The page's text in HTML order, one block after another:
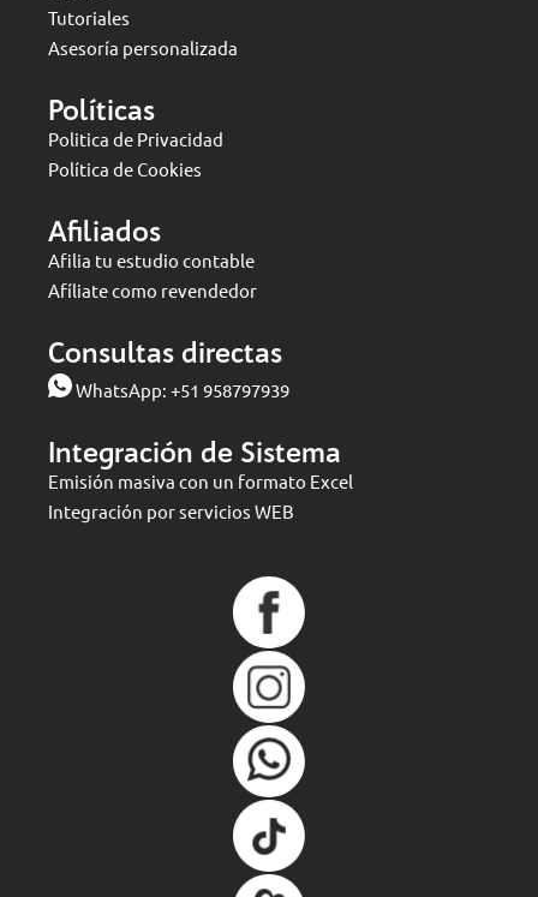
Tutoriales
Asesoría personalizada
Políticas
Politica de Privacidad
Política de Cookies
Afiliados
Afilia tu estudio contable
Afíliate como revendedor
Consultas directas
WhatsApp: +51 958797939
Integración de Sistema
Emisión masiva con un formato Excel
Integración por servicios WEB